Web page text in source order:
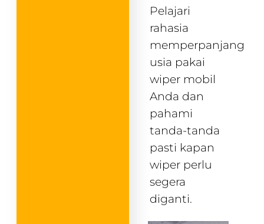
Pelajari
rahasia
memperpanjang
usia pakai
wiper mobil
Anda dan
pahami
tanda-tanda
pasti kapan
wiper perlu
segera
diganti.